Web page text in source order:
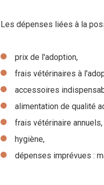
Les dépenses liées à la
prix de l'adoption,
frais vétérinaires à
accessoires
alimentation de qualité
frais vétérinaire annuels,
hygiène,
dépenses imprévues :